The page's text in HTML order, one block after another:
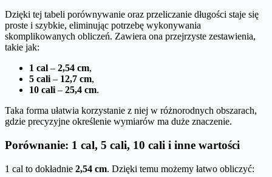
Dzięki tej tabeli porównywanie oraz przeliczanie długości staje się
proste i szybkie, eliminując potrzebę wykonywania
skomplikowanych obliczeń. Zawiera ona przejrzyste zestawienia,
takie jak:
1 cal – 2,54 cm,
5 cali – 12,7 cm,
10 cali – 25,4 cm.
Taka forma ułatwia korzystanie z niej w różnorodnych obszarach,
gdzie precyzyjne określenie wymiarów ma duże znaczenie.
Porównanie: 1 cal, 5 cali, 10 cali i inne wartości
1 cal to dokładnie 2,54 cm. Dzięki temu możemy łatwo obliczyć: